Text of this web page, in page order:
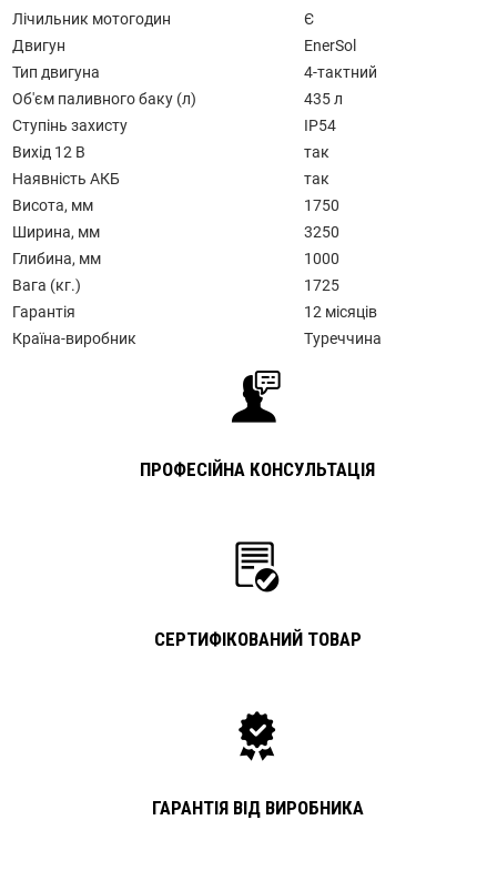
Лічильник мотогодин
Є
Двигун
EnerSol
Тип двигуна
4-тактний
Об'єм паливного баку (л)
435 л
Ступінь захисту
IP54
Вихід 12 В
так
Наявність АКБ
так
Висота, мм
1750
Ширина, мм
3250
Глибина, мм
1000
Вага (кг.)
1725
Гарантія
12 місяців
Країна-виробник
Туреччина
ПРОФЕСІЙНА КОНСУЛЬТАЦІЯ
СЕРТИФІКОВАНИЙ ТОВАР
ГАРАНТІЯ ВІД ВИРОБНИКА